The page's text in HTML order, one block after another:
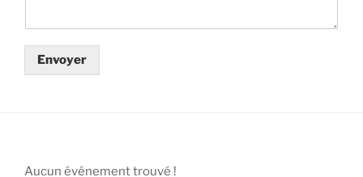
Envoyer
Aucun événement trouvé !